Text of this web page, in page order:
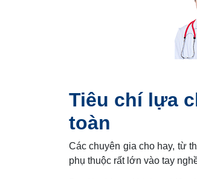
Tiêu chí lựa
toàn
Các chuyên gia cho hay, từ
phụ thuộc rất lớn vào tay